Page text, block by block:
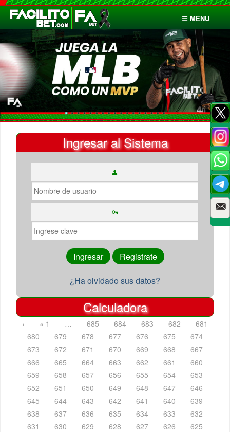
☰ MENU
Inicio
Apuestas
Cuentas
Ingresar al Sistema
¿Ha olvidado sus datos?
Calculadora
‹ « 1 … 685 684 683 682
681
680
679 678 677 676 675
674
673
672 671 670 669 668
667
666
665 664 663 662 661
660
659
658 657 656 655 654
653
652
651 650 649 648 647
646
645
644 643 642 641 640
639
638
637 636 635 634 633
632
631
630 629 628 627 626
625